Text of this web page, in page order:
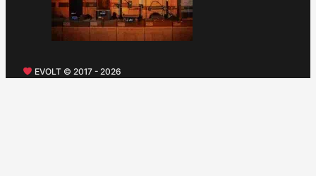
EVOLT © 2017 - 2026